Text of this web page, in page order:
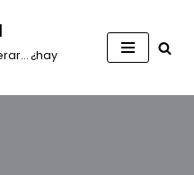
¿hay